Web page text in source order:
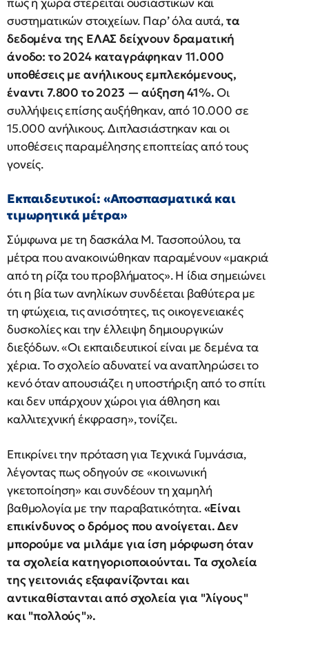
συστηματικών στοιχείων. Παρ’ όλα αυτά,τα
δεδομένα της ΕΛΑΣ δείχνουν δραματική
άνοδο: το 2024 καταγράφηκαν 11.000
υποθέσεις με ανήλικους εμπλεκόμενους,
έναντι 7.800 το 2023 — αύξηση 41%. Οι
συλλήψεις επίσης αυξήθηκαν, από 10.000 σε
15.000 ανήλικους. Διπλασιάστηκαν και οι
υποθέσεις παραμέλησης εποπτείας από τους
γονείς.
Εκπαιδευτικοί: «Αποσπασματικά και
τιμωρητικά μέτρα»
Σύμφωνα με τη δασκάλα Μ. Τασοπούλου, τα
μέτρα που ανακοινώθηκαν παραμένουν «μακριά
από τη ρίζα του προβλήματος». Η ίδια σημειώνει
ότι η βία των ανηλίκων συνδέεται βαθύτερα με
τη φτώχεια, τις ανισότητες, τις οικογενειακές
δυσκολίες και την έλλειψη δημιουργικών
διεξόδων. «Οι εκπαιδευτικοί είναι με δεμένα τα
χέρια. Το σχολείο αδυνατεί να αναπληρώσει το
κενό όταν απουσιάζει η υποστήριξη από το σπίτι
και δεν υπάρχουν χώροι για άθληση και
καλλιτεχνική έκφραση», τονίζει.
Επικρίνει την πρόταση για Τεχνικά Γυμνάσια,
λέγοντας πως οδηγούν σε «κοινωνική
γκετοποίηση» και συνδέουν τη χαμηλή
βαθμολογία με την παραβατικότητα.«Είναι
επικίνδυνος ο δρόμος που ανοίγεται. Δεν
μπορούμε να μιλάμε για ίση μόρφωση όταν
τα σχολεία κατηγοριοποιούνται. Τα σχολεία
της γειτονιάς εξαφανίζονται και
αντικαθίστανται από σχολεία για "λίγους"
και "πολλούς"».